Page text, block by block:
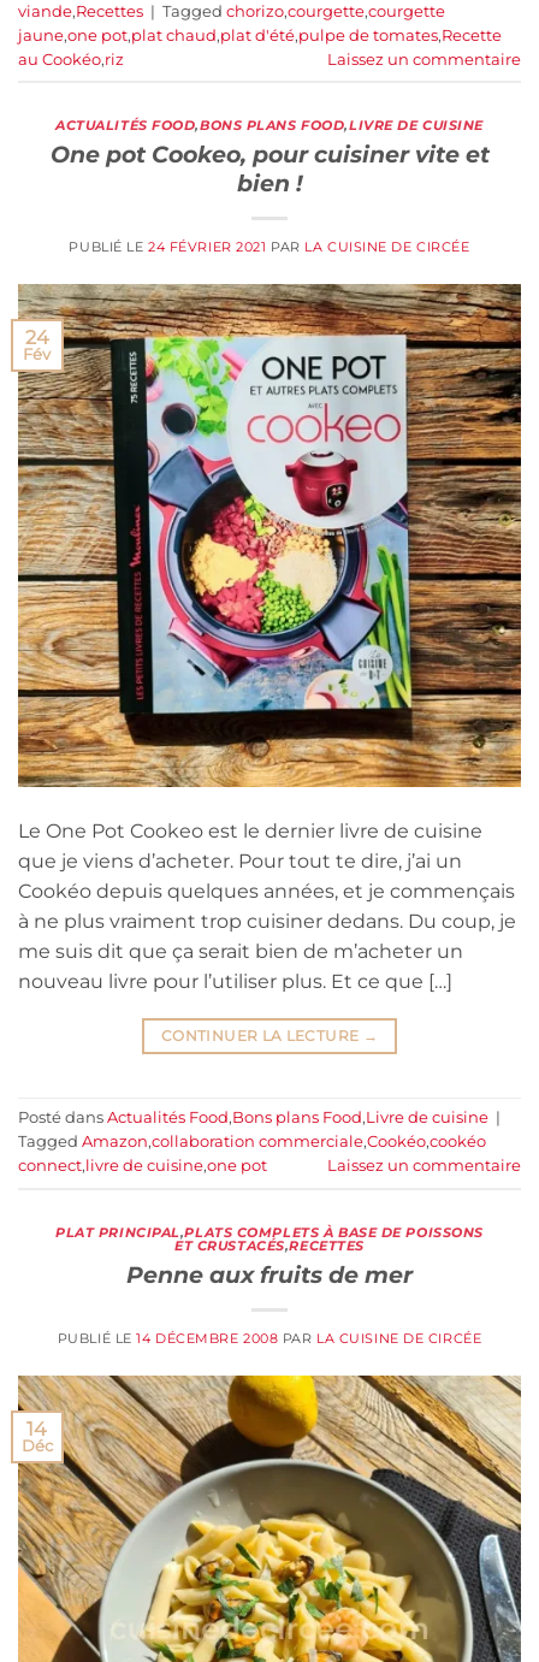
viande,Recettes | Tagged chorizo,courgette,courgette
jaune,one pot,plat chaud,plat d'été,pulpe de tomates,Recette
au Cookéo,riz Laissez un commentaire
ACTUALITÉS FOOD,BONS PLANS FOOD,LIVRE DE CUISINE
One pot Cookeo, pour cuisiner vite et
bien !
PUBLIÉ LE24 FÉVRIER 2021 PAR LA CUISINE DE CIRCÉE
24
Fév
Le One Pot Cookeo est le dernier livre de cuisine
que je viens d’acheter. Pour tout te dire, j’ai un
Cookéo depuis quelques années, et je commençais
à ne plus vraiment trop cuisiner dedans. Du coup, je
me suis dit que ça serait bien de m’acheter un
nouveau livre pour l’utiliser plus. Et ce que […]
CONTINUER LA LECTURE →
Posté dans Actualités Food,Bons plans Food,Livre de cuisine |
Tagged Amazon,collaboration commerciale,Cookéo,cookéo
connect,livre de cuisine,one pot Laissez un commentaire
PLAT PRINCIPAL,PLATS COMPLETS À BASE DE POISSONS
ET CRUSTACÉS,RECETTES
Penne aux fruits de mer
PUBLIÉ LE14 DÉCEMBRE 2008 PAR LA CUISINE DE CIRCÉE
14
Déc